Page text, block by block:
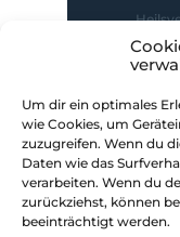
Um dir ein optimales
wie Cookies, um
zuzugreifen. Wenn du
Daten wie das
verarbeiten. Wenn du
zurückziehst, können
beeinträchtigt werden.
©
·